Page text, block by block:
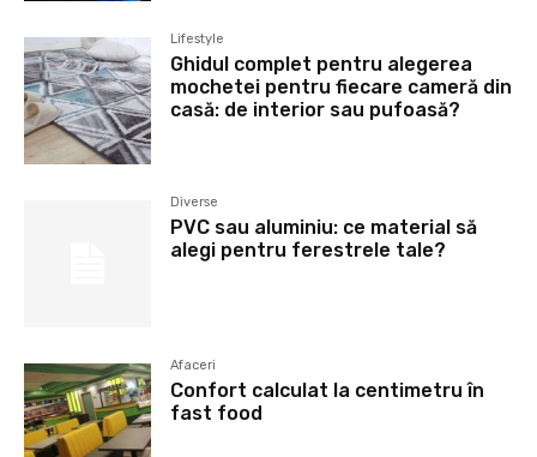
Lifestyle
Ghidul complet pentru alegerea
mochetei pentru fiecare cameră din
casă: de interior sau pufoasă?
Diverse
PVC sau aluminiu: ce material să
alegi pentru ferestrele tale?
Afaceri
Confort calculat la centimetru în
fast food